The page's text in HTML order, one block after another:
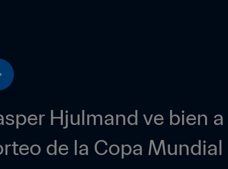
Hjulmand ve bien
de la Copa Mundial